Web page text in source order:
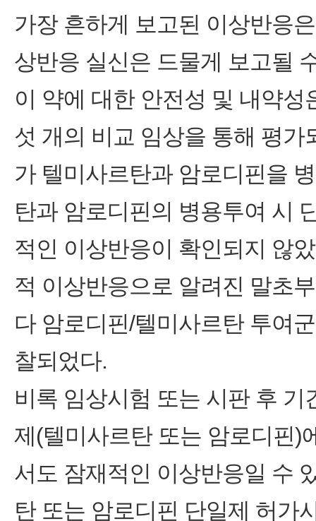
가장 흔하게 보고된 이상반응
상반응 실신은 드물게 보고될
이 약에 대한 안전성 및 내약
섯 개의 비교 임상을 통해 평
가 텔미사르탄과 암로디핀을
탄과 암로디핀의 병용투여 시
적인 이상반응이 확인되지 않
적 이상반응으로 알려진 말초
다 암로디핀/텔미사르탄 투여
찰되었다.
비록 임상시험 또는 시판 후
제(텔미사르탄 또는 암로디핀)
서도 잠재적인 이상반응일 수
탄 또는 암로디핀 단일제 허가